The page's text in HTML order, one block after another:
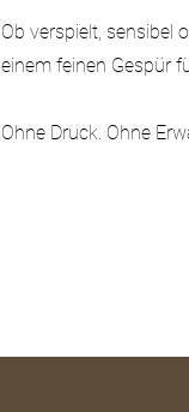
Ob verspielt, sensibel
einem feinen Gespür
Ohne Druck. Ohne